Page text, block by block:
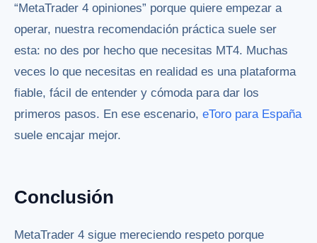
“MetaTrader 4 opiniones” porque quiere empezar a
operar, nuestra recomendación práctica suele ser
esta: no des por hecho que necesitas MT4. Muchas
veces lo que necesitas en realidad es una plataforma
fiable, fácil de entender y cómoda para dar los
primeros pasos. En ese escenario, eToro para España
suele encajar mejor.
Conclusión
MetaTrader 4 sigue mereciendo respeto porque